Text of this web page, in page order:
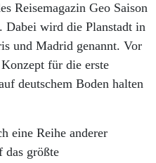
Reisemagazin Geo Saison
Dabei wird die Planstadt in
und Madrid genannt. Vor
für die erste
deutschem Boden halten
eine Reihe anderer
das größte